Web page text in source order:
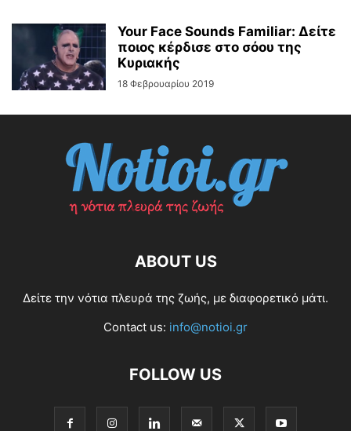
Your Face Sounds Familiar: Δείτε
ποιος κέρδισε στο σόου της
Κυριακής
18 Φεβρουαρίου 2019
ABOUT US
Δείτε την νότια πλευρά της ζωής, με διαφορετικό μάτι.
Contact us: info@notioi.gr
FOLLOW US